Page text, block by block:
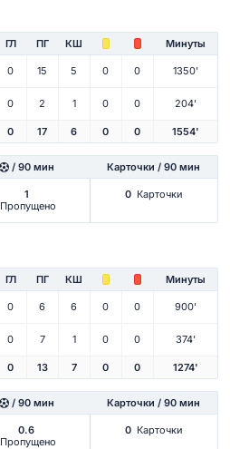
ГЛ ПГ КШ Минуты
0 15 5 0 0 1350'
0 2 1 0 0 204'
0 17 6 0 0 1554'
/ 90 мин Карточки / 90 мин
1
Пропущено
0 Карточки
ГЛ ПГ КШ Минуты
0 6 6 0 0 900'
0 7 1 0 0 374'
0 13 7 0 0 1274'
/ 90 мин Карточки / 90 мин
0.6
Пропущено
0 Карточки